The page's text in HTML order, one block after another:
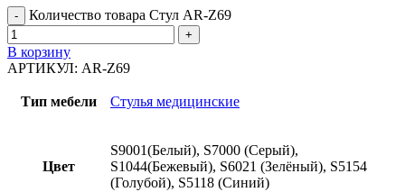
Количество товара Стул AR-Z69
В корзину
АРТИКУЛ: AR-Z69
Тип мебели Стулья медицинские
Цвет
S9001(Белый), S7000 (Серый),
S1044(Бежевый), S6021 (Зелёный), S5154
(Голубой), S5118 (Синий)